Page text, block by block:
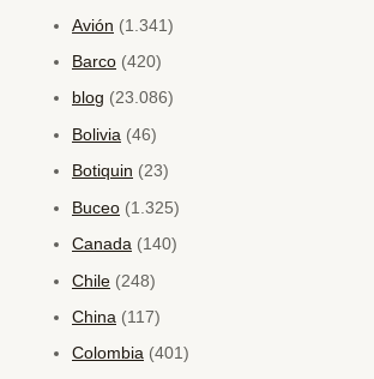
Avión (1.341)
Barco (420)
blog (23.086)
Bolivia (46)
Botiquin (23)
Buceo (1.325)
Canada (140)
Chile (248)
China (117)
Colombia (401)